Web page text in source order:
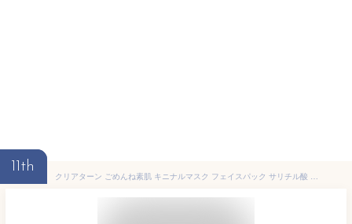
11th
クリアターン ごめんね素肌 キニナルマスク フェイスパック サリチル酸 ナイアシンアミド配合 透明感 アクネケア 7枚入 【医薬部外品】 KOSE